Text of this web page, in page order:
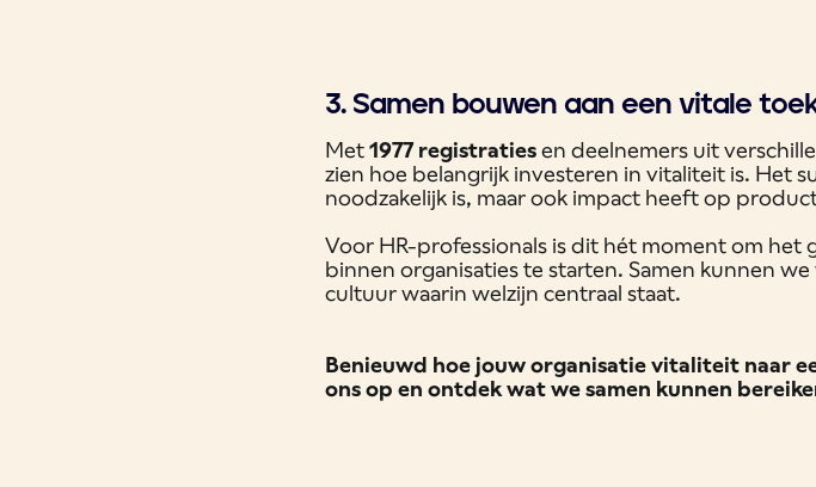
3. Samen bouwen aan een vitale
Met1977 registratiesen deelnemers uit
zien hoe belangrijk investeren in vitaliteit is. Het
noodzakelijk is, maar ook impact heeft op
Voor HR-professionals is dit hét moment om het
binnen organisaties te starten. Samen kunnen
cultuur waarin welzijn centraal staat.
Benieuwd hoe jouw organisatie vitaliteit naar
ons op en ontdek wat we samen kunnen